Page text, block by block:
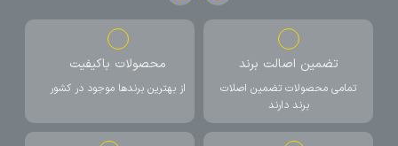
تضمین اصالت برند
تمامی محصولات تضمین اصلات
برند دارند
محصولات باکیفیت
از بهترین برندها موجود در کشور